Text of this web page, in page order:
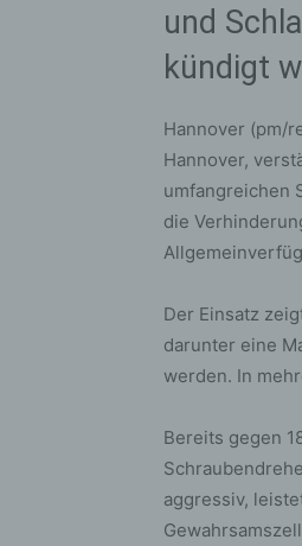
und
kündigt
Hannover (pm/
Hannover,
umfangreichen
die
Der Einsatz
darunter eine
werden. In
Bereits gegen
aggressiv,